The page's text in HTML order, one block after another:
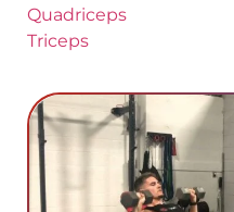
Quadriceps
Triceps